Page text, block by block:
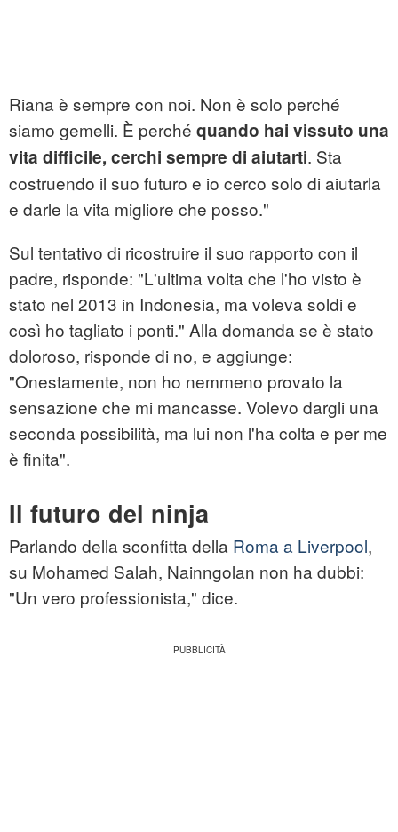
Riana è sempre con noi. Non è solo perché
siamo gemelli. È perché quando hai vissuto una
vita difficile, cerchi sempre di aiutarti. Sta
costruendo il suo futuro e io cerco solo di aiutarla
e darle la vita migliore che posso."
Sul tentativo di ricostruire il suo rapporto con il
padre, risponde: "L'ultima volta che l'ho visto è
stato nel 2013 in Indonesia, ma voleva soldi e
così ho tagliato i ponti." Alla domanda se è stato
doloroso, risponde di no, e aggiunge:
"Onestamente, non ho nemmeno provato la
sensazione che mi mancasse. Volevo dargli una
seconda possibilità, ma lui non l'ha colta e per me
è finita".
Il futuro del ninja
Parlando della sconfitta della Roma a Liverpool,
su Mohamed Salah, Nainngolan non ha dubbi:
"Un vero professionista," dice.